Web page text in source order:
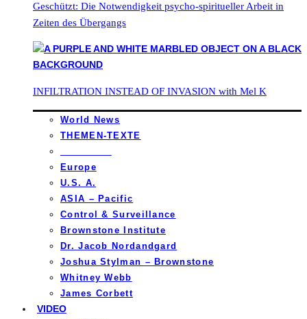
Geschützt: Die Notwendigkeit psycho-spiritueller Arbeit in
Zeiten des Übergangs
INFILTRATION INSTEAD OF INVASION with Mel K
World News
THEMEN-TEXTE
Europe
U.S. A.
ASIA – Pacific
Control & Surveillance
Brownstone Institute
Dr. Jacob Nordandgard
Joshua Stylman – Brownstone
Whitney Webb
James Corbett
VIDEO